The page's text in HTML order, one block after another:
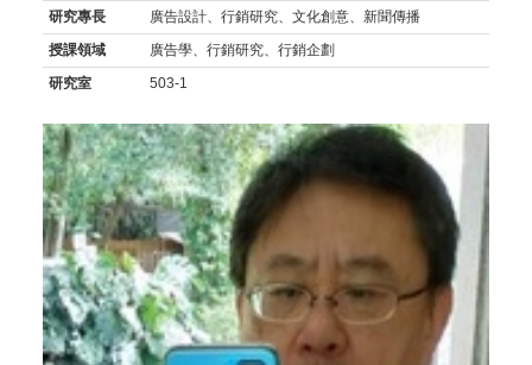
研究專長
廣告設計、行銷研究、文化創意、新聞傳播
授課領域
廣告學、行銷研究、行銷企劃
研究室
503-1